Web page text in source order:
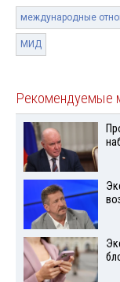
международные
МИД
Рекомендуемые